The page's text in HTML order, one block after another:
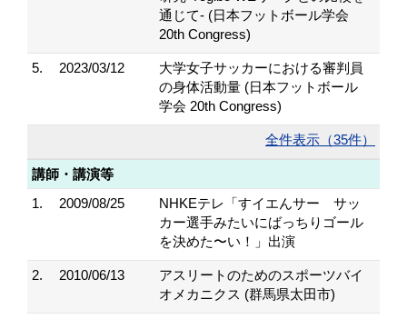
通じて- (日本フットボール学会
20th Congress)
5. 2023/03/12
大学女子サッカーにおける審判員
の身体活動量 (日本フットボール
学会 20th Congress)
全件表示（35件）
講師・講演等
1.
2009/08/25
NHKEテレ「すイエんサー サッ
カー選手みたいにばっちりゴール
を決めた〜い！」出演
2. 2010/06/13
アスリートのためのスポーツバイ
オメカニクス (群馬県太田市)